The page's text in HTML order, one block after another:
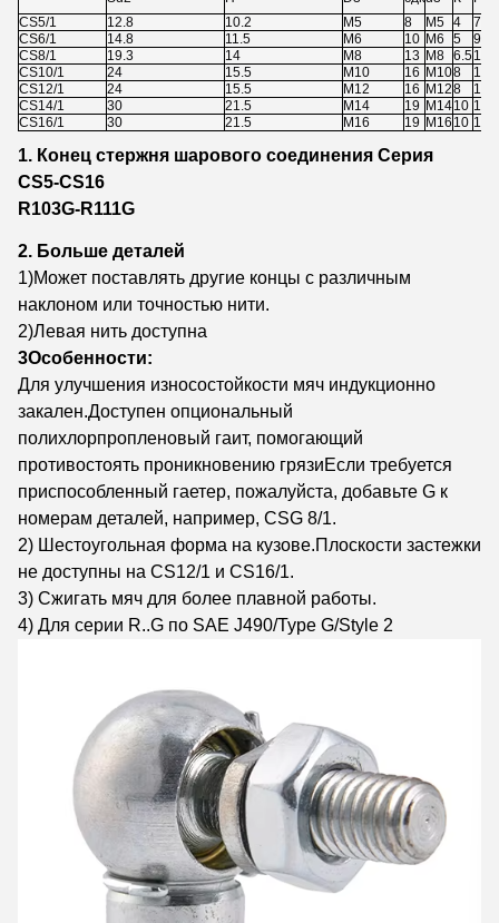
CS5/1
12.8 10.2 М5 8 М5 4 7
CS6/1
14.8 11.5 M6 10 M6 5 9
CS8/1
19.3 14 М8 13 М8 6.511
CS10/1
24 15.5 M10 16 M108 13
CS12/1
24 15.5 M12 16 M128 13
CS14/1
30 21.5 М14 19 М1410 19
CS16/1
30 21.5 М16 19 М16 10 19
1. Конец стержня шарового соединения Серия
CS5-CS16
R103G-R111G
2. Больше деталей
1)Может поставлять другие концы с различным
наклоном или точностью нити.
2)Левая нить доступна
3Особенности:
Для улучшения износостойкости мяч индукционно
закален.Доступен опциональный
полихлорпропленовый гаит, помогающий
противостоять проникновению грязиЕсли требуется
приспособленный гаетер, пожалуйста, добавьте G к
номерам деталей, например, CSG 8/1.
2) Шестоугольная форма на кузове.Плоскости застежки
не доступны на CS12/1 и CS16/1.
3) Сжигать мяч для более плавной работы.
4) Для серии R..G по SAE J490/Type G/Style 2